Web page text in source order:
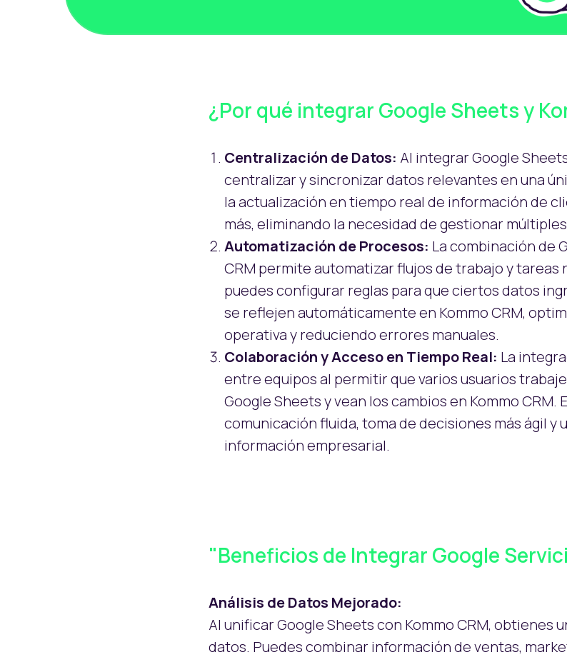
¿Por qué integrar Google Sheets y
Centralización de Datos: Al integrar Google
centralizar y sincronizar datos relevantes en una
la actualización en tiempo real de información de
más, eliminando la necesidad de gestionar
Automatización de Procesos: La combinación de
CRM permite automatizar flujos de trabajo y tareas
puedes configurar reglas para que ciertos datos
se reflejen automáticamente en Kommo CRM,
operativa y reduciendo errores manuales.
Colaboración y Acceso en Tiempo Real: La
entre equipos al permitir que varios usuarios
Google Sheets y vean los cambios en Kommo CRM.
comunicación fluida, toma de decisiones más ágil y
información empresarial.
"Beneficios de Integrar Google
Análisis de Datos Mejorado:
Al unificar Google Sheets con Kommo CRM, obtienes
datos. Puedes combinar información de ventas,